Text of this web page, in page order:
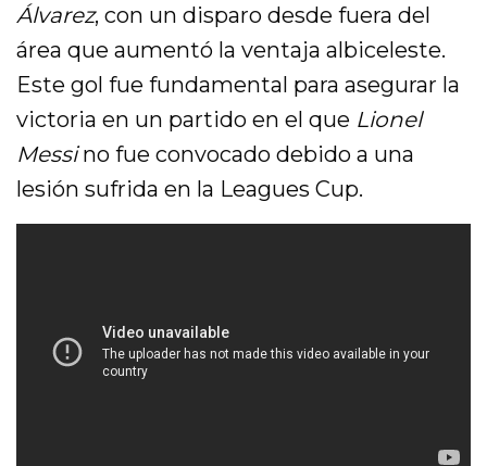
Álvarez, con un disparo desde fuera del
área que aumentó la ventaja albiceleste.
Este gol fue fundamental para asegurar la
victoria en un partido en el que Lionel
Messino fue convocado debido a una
lesión sufrida en la Leagues Cup.